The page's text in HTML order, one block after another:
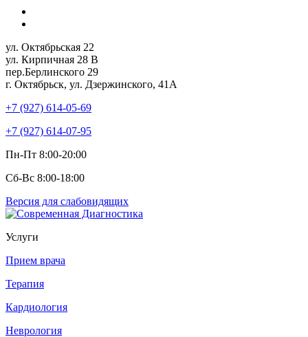
ул. Октябрьская 22
ул. Кирпичная 28 В
пер.Берлинского 29
г. Октябрьск, ул. Дзержинского, 41А
+7 (927) 614-05-69
+7 (927) 614-07-95
Пн-Пт 8:00-20:00
Сб-Вс 8:00-18:00
Версия для слабовидящих
Услуги
Прием врача
Терапия
Кардиология
Неврология